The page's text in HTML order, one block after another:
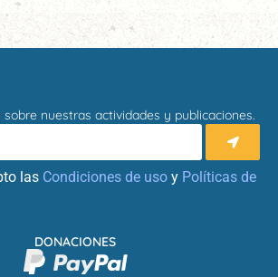
sobre nuestras actividades y publicaciones.
las Condiciones de uso y Políticas de
DONACIONES